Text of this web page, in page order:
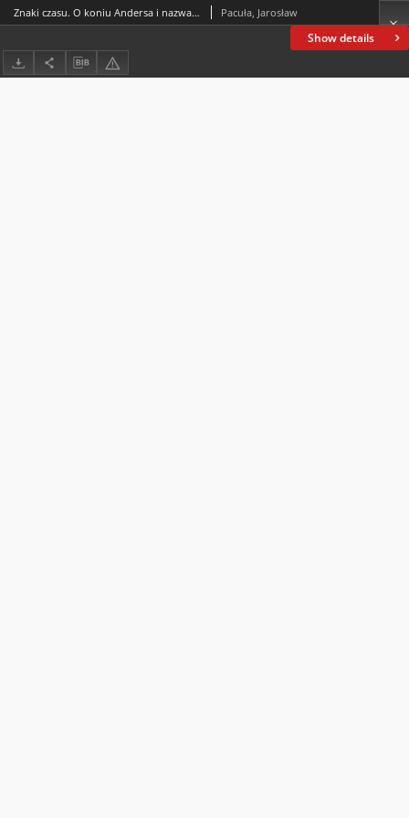
Show details
Znaki czasu. O koniu Andersa i nazwach innych „metod śledczych” z okresu Polski Ludowej Pacuła, Jarosław